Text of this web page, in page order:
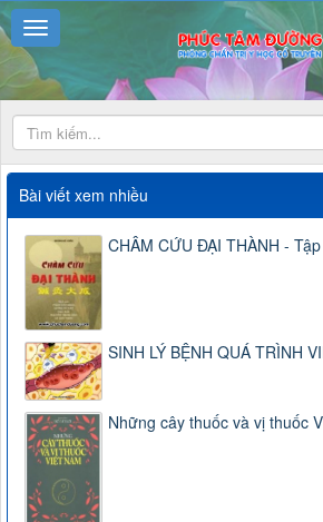
Bài viết xem nhiều
CHÂM CỨU ĐẠI THÀNH - Tập
SINH LÝ BỆNH QUÁ TRÌNH
Những cây thuốc và vị thuốc